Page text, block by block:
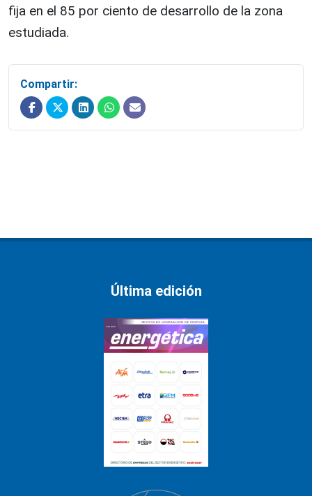
fija en el 85 por ciento de desarrollo de la zona
estudiada.
Compartir:
Última edición